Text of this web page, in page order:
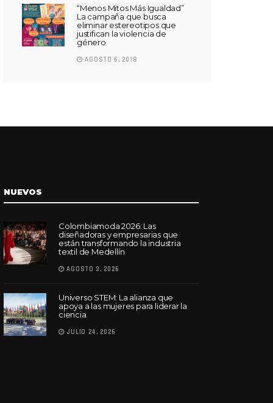
“Menos Mitos Más Igualdad”
La campaña que busca
eliminar estereotipos que
justifican la violencia de
género
AGOSTO 6, 2018
NUEVOS
Colombiamoda 2026: Las
diseñadoras y empresarias que
están transformando la industria
textil de Medellín
AGOSTO 3, 2026
Universo STEM: La alianza que
apoya a las mujeres para liderar la
ciencia
JULIO 24, 2026